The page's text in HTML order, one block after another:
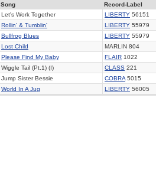
Song Record-Label
Let's Work Together LIBERTY 56151
Rollin' & Tumblin' LIBERTY 55979
Bullfrog Blues LIBERTY 55979
Lost Child MARLIN 804
Please Find My Baby FLAIR 1022
Wiggle Tail (Pt.1) (I) CLASS 221
Jump Sister Bessie COBRA5015
World In A Jug LIBERTY 56005